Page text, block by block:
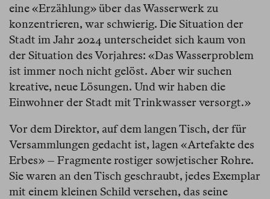
eine «Erzählung» über das Wasserwerk zu
konzentrieren, war schwierig. Die Situation der
Stadt im Jahr 2024 unterscheidet sich kaum von
der Situation des Vorjahres: «Das Wasserproblem
ist immer noch nicht gelöst. Aber wir suchen
kreative, neue Lösungen. Und wir haben die
Einwohner der Stadt mit Trinkwasser versorgt.»
Vor dem Direktor, auf dem langen Tisch, der für
Versammlungen gedacht ist, lagen «Artefakte des
Erbes» – Fragmente rostiger sowjetischer Rohre.
Sie waren an den Tisch geschraubt, jedes Exemplar
mit einem kleinen Schild versehen, das seine